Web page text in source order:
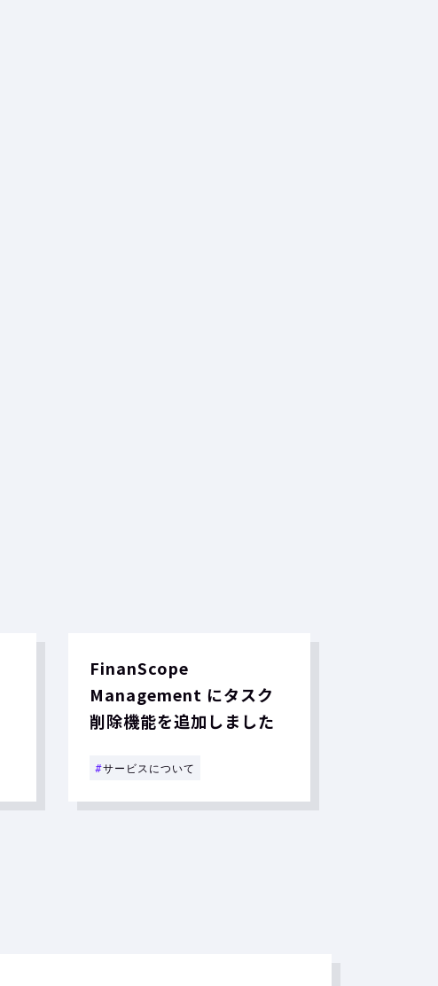
FinanScope
Management にタスク
削除機能を追加しました
#サービスについて